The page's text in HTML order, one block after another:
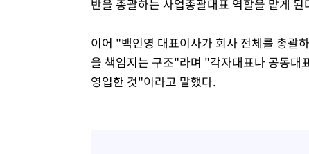
반을 총괄하는 사업총괄대표 역할을 맡게
이어 "백인영 대표이사가 회사 전체를 총괄
을 책임지는 구조"라며 "각자대표나 공동대
영입한 것"이라고 말했다.